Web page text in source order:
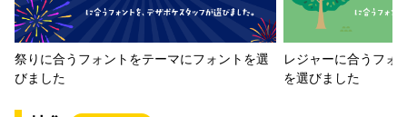
祭りに合うフォントをテーマにフォントを選
びました
レジャーに合うフォ
を選びました